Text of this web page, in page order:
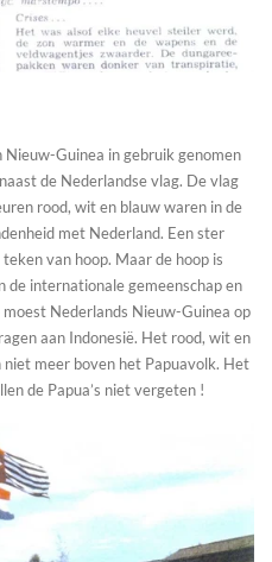
Guinea in gebruik genomen
de Nederlandse vlag. De vlag
rood, wit en blauw waren in de
met Nederland. Een ster
van hoop. Maar de hoop is
de internationale gemeenschap en
Nederlands Nieuw-Guinea op
aan Indonesië. Het rood, wit en
niet meer boven het Papuavolk. Het
de Papua’s niet vergeten !